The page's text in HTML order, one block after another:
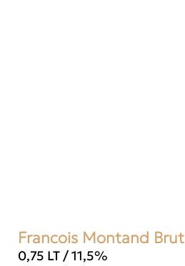
Francois Montand Brut
0,75 LT / 11,5%